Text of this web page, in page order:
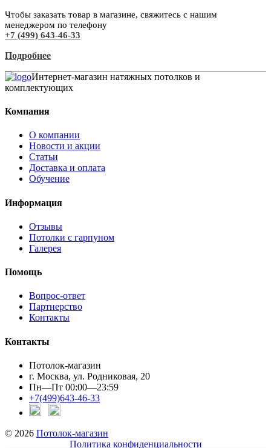
Чтобы заказать товар в магазине, свяжитесь с нашим
менеджером по телефону
+7 (499) 643-46-33
Подробнее
Интернет-магазин натяжных потолков и
комплектующих
Компания
О компании
Новости и акции
Статьи
Доставка и оплата
Обучение
Информация
Отзывы
Потолки с гарпуном
Галерея
Помощь
Вопрос-ответ
Партнерство
Контакты
Контакты
Потолок-магазин
г. Москва, ул. Родниковая, 20
Пн—Пт 00:00—23:59
+7(499)643-46-33
© 2026 Потолок-магазин
Политика конфиденциальности